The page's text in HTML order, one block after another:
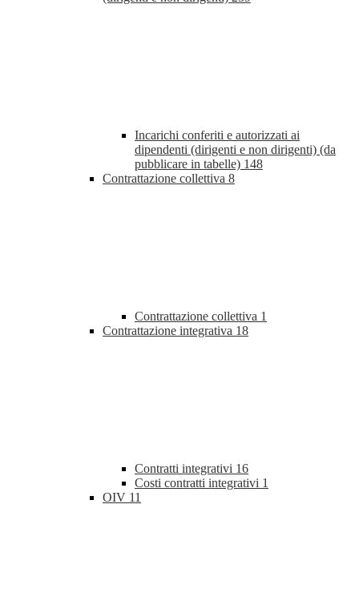
Incarichi conferiti e autorizzati ai
dipendenti (dirigenti e non dirigenti) (da
pubblicare in tabelle) 148
Contrattazione collettiva 8
Contrattazione collettiva 1
Contrattazione integrativa 18
Contratti integrativi 16
Costi contratti integrativi 1
OIV 11